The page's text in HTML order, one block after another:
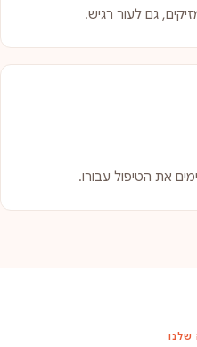
גם לעור רגיש.
את הטיפול עבורו.
שלנו